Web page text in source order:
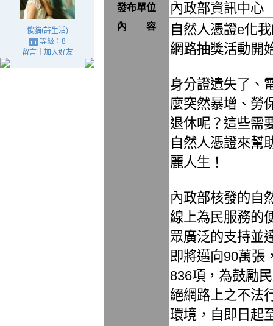
傻貓(詩生活)
等級：8
留言｜ 加入好友
發布單位 內政部資訊中心
內 容
自然人憑證e化
網路抽獎活動開
身分證遺失了、
麼突然暴增、勞
退休呢？這些需
自然人憑證來幫
麗人生！
內政部核發的自
線上為民服務的
眾廣泛的支持並
即將邁向90萬張
836項，為鼓勵
絕網路上之不法
環境，自即日起